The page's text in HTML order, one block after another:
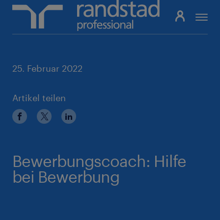
Bewerbungscoach: Hilfe
bei Bewerbung
25. Februar 2022
Artikel teilen